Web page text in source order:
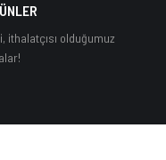
ithalatçısı olduğumuz